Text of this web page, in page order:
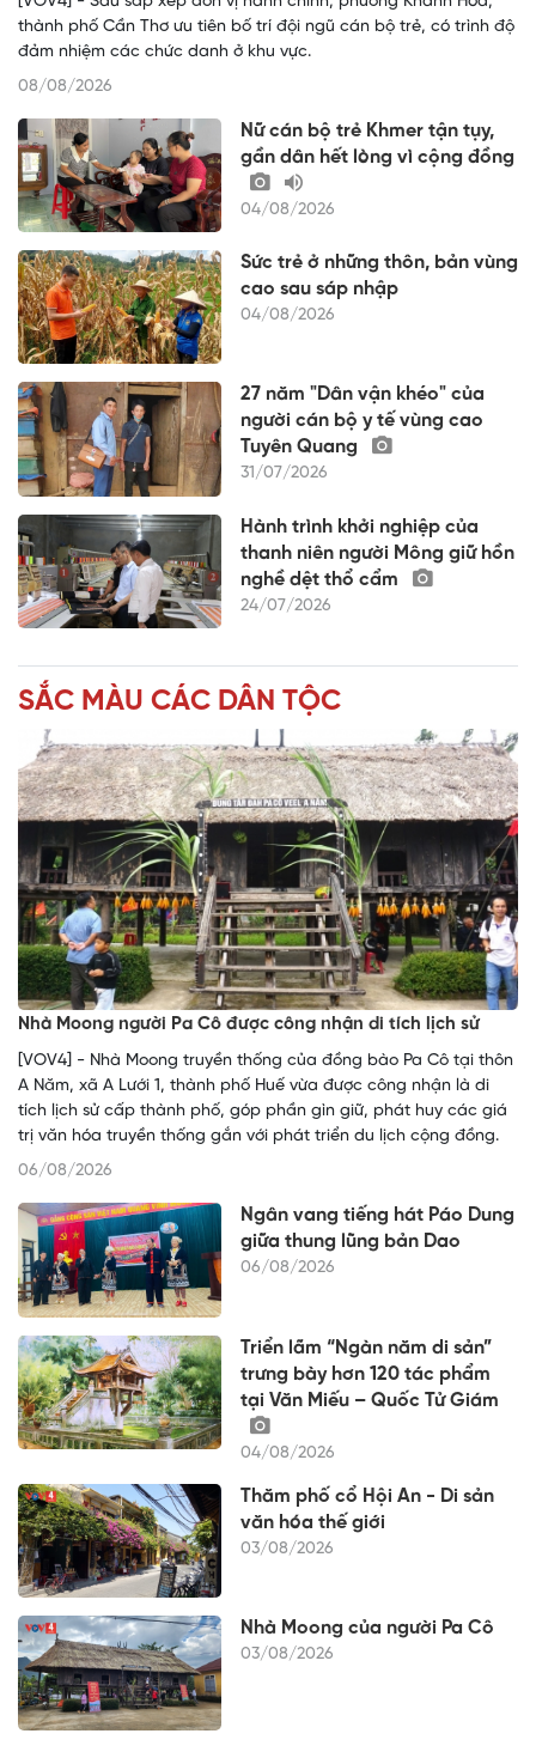
thành phố Cần Thơ ưu tiên bố trí đội ngũ cán bộ trẻ, có trình độ
đảm nhiệm các chức danh ở khu vực.
08/08/2026
Nữ cán bộ trẻ Khmer tận tụy,
gần dân hết lòng vì cộng đồng
04/08/2026
Sức trẻ ở những thôn, bản vùng
cao sau sáp nhập
04/08/2026
27 năm "Dân vận khéo" của
người cán bộ y tế vùng cao
Tuyên Quang
31/07/2026
Hành trình khởi nghiệp của
thanh niên người Mông giữ hồn
nghề dệt thổ cẩm
24/07/2026
SẮC MÀU CÁC DÂN TỘC
Nhà Moong người Pa Cô được công nhận di tích lịch sử
[VOV4] - Nhà Moong truyền thống của đồng bào Pa Cô tại thôn
A Năm, xã A Lưới 1, thành phố Huế vừa được công nhận là di
tích lịch sử cấp thành phố, góp phần gìn giữ, phát huy các giá
trị văn hóa truyền thống gắn với phát triển du lịch cộng đồng.
06/08/2026
Ngân vang tiếng hát Páo Dung
giữa thung lũng bản Dao
06/08/2026
Triển lãm “Ngàn năm di sản”
trưng bày hơn 120 tác phẩm
tại Văn Miếu – Quốc Tử Giám
04/08/2026
Thăm phố cổ Hội An - Di sản
văn hóa thế giới
03/08/2026
Nhà Moong của người Pa Cô
03/08/2026